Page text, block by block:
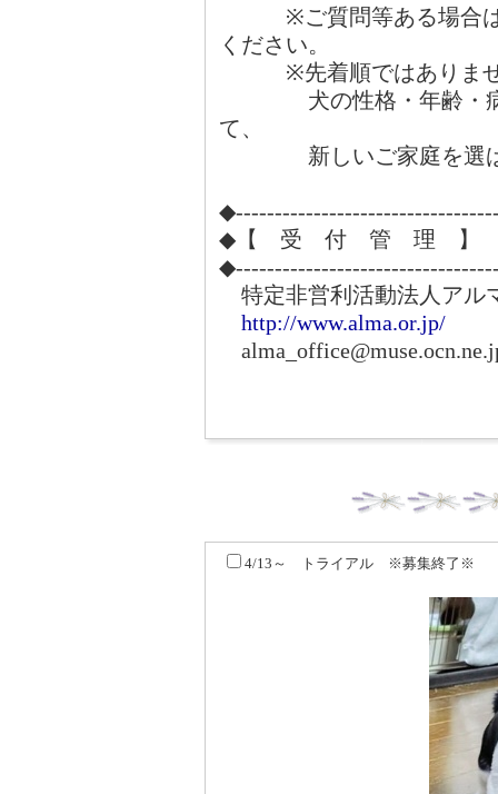
※ご質問等ある場合は
ください。
※先着順ではありま
犬の性格・年齢・病気
て、
新しいご家庭を選ば
◆【 受 付 管 理 】
特定非営利活動法人アル
http://www.alma.or.jp/
4/13～ トライアル ※募集終了※